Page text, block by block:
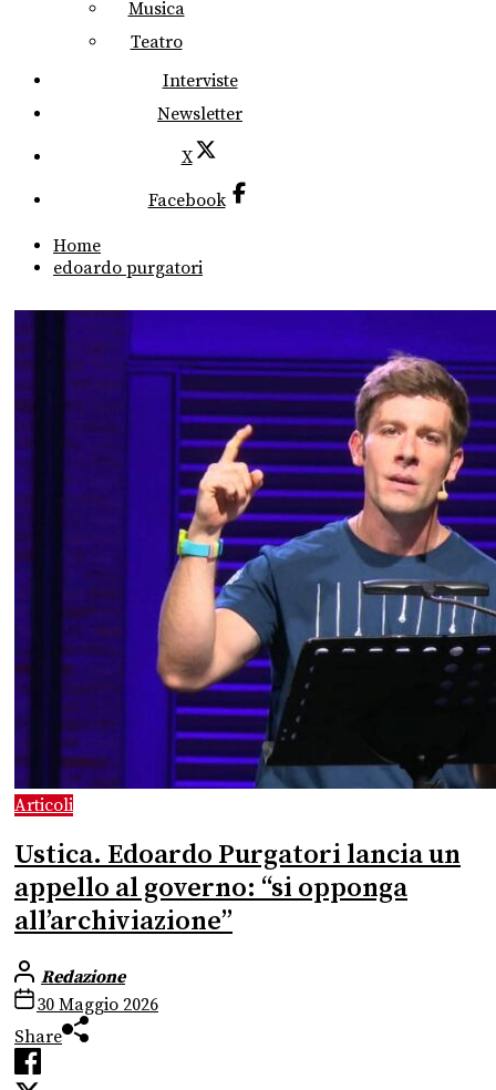
Musica
Teatro
Interviste
Newsletter
X
Facebook
Home
edoardo purgatori
Articoli
Ustica. Edoardo Purgatori lancia un
appello al governo: “si opponga
all’archiviazione”
Redazione
30 Maggio 2026
Share